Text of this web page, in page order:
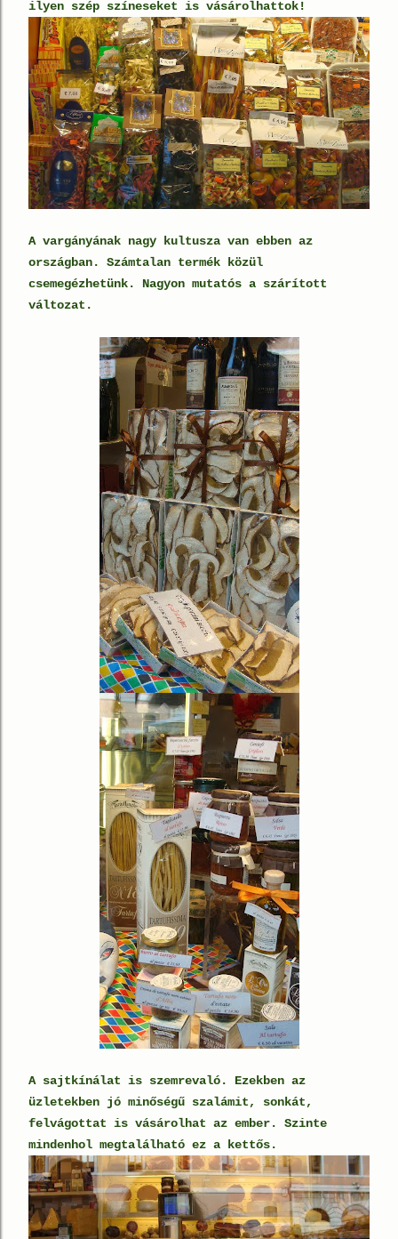
ilyen szép színeseket is vásárolhattok!
A vargányának nagy kultusza van ebben az
országban. Számtalan termék közül
csemegézhetünk. Nagyon mutatós a szárított
változat.
A sajtkínálat is szemrevaló. Ezekben az
üzletekben jó minőségű szalámit, sonkát,
felvágottat is vásárolhat az ember. Szinte
mindenhol megtalálható ez a kettős.